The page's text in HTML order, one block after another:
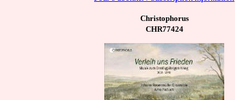
Christophorus
CHR77424